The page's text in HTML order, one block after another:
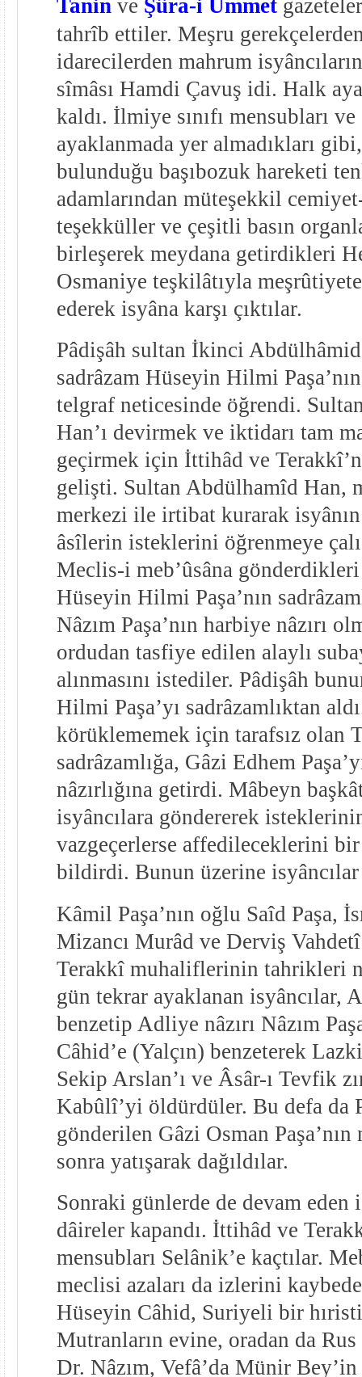
Tanin ve Şûra-i Ümmet
tahrîb ettiler. Meşru
idarecilerden mahrum
sîmâsı Hamdi Çavuş idi. Halk
kaldı. İlmiye sınıfı mensubları
ayaklanmada yer almadıkları
bulunduğu başıbozuk hareketi
adamlarından müteşekkil
teşekküller ve çeşitli basın
birleşerek meydana getirdikleri
Osmaniye teşkilâtıyla
ederek isyâna karşı çıktılar.
Pâdişâh sultan İkinci
sadrâzam Hüseyin Hilmi
telgraf neticesinde öğrendi.
Han’ı devirmek ve iktidarı tam
geçirmek için İttihâd ve
gelişti. Sultan Abdülhamîd Han,
merkezi ile irtibat kurarak
âsîlerin isteklerini öğrenmeye
Meclis-i meb’ûsâna
Hüseyin Hilmi Paşa’nın
Nâzım Paşa’nın harbiye nâzırı
ordudan tasfiye edilen alaylı
alınmasını istediler. Pâdişâh
Hilmi Paşa’yı sadrâzamlıktan
körüklememek için tarafsız olan
sadrâzamlığa, Gâzi Edhem
nâzırlığına getirdi. Mâbeyn
isyâncılara göndererek
vazgeçerlerse affedileceklerini
bildirdi. Bunun üzerine isyâncılar
Kâmil Paşa’nın oğlu Saîd Paşa,
Mizancı Murâd ve Derviş
Terakkî muhaliflerinin tahrikleri
gün tekrar ayaklanan isyâncılar,
benzetip Adliye nâzırı Nâzım
Câhid’e (Yalçın) benzeterek
Sekip Arslan’ı ve Âsâr-ı Tevfik
Kabûlî’yi öldürdüler. Bu defa da
gönderilen Gâzi Osman
sonra yatışarak dağıldılar.
Sonraki günlerde de devam eden
dâireler kapandı. İttihâd ve
mensubları Selânik’e kaçtılar.
meclisi azaları da izlerini
Hüseyin Câhid, Suriyeli bir
Mutranların evine, oradan da Rus
Dr. Nâzım, Vefâ’da Münir Bey’in